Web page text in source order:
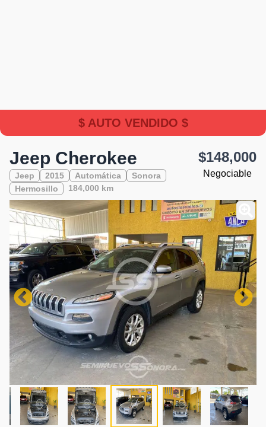
$ AUTO VENDIDO $
Jeep Cherokee
Jeep 2015 Automática
Sonora
Hermosillo
184,000 km
$148,000
Negociable